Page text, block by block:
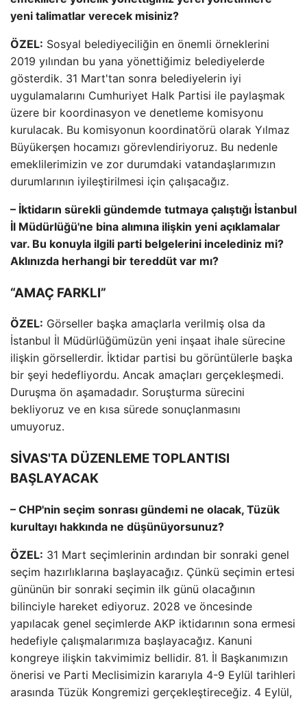
yeni talimatlar verecek misiniz?
ÖZEL: Sosyal belediyeciliğin en önemli örneklerini
2019 yılından bu yana yönettiğimiz belediyelerde
gösterdik. 31 Mart'tan sonra belediyelerin iyi
uygulamalarını Cumhuriyet Halk Partisi ile paylaşmak
üzere bir koordinasyon ve denetleme komisyonu
kurulacak. Bu komisyonun koordinatörü olarak Yılmaz
Büyükerşen hocamızı görevlendiriyoruz. Bu nedenle
emeklilerimizin ve zor durumdaki vatandaşlarımızın
durumlarının iyileştirilmesi için çalışacağız.
– İktidarın sürekli gündemde tutmaya çalıştığı İstanbul
İl Müdürlüğü'ne bina alımına ilişkin yeni açıklamalar
var. Bu konuyla ilgili parti belgelerini incelediniz mi?
Aklınızda herhangi bir tereddüt var mı?
“AMAÇ FARKLI”
ÖZEL: Görseller başka amaçlarla verilmiş olsa da
İstanbul İl Müdürlüğümüzün yeni inşaat ihale sürecine
ilişkin görsellerdir. İktidar partisi bu görüntülerle başka
bir şeyi hedefliyordu. Ancak amaçları gerçekleşmedi.
Duruşma ön aşamadadır. Soruşturma sürecini
bekliyoruz ve en kısa sürede sonuçlanmasını
umuyoruz.
SİVAS'TA DÜZENLEME TOPLANTISI
BAŞLAYACAK
– CHP'nin seçim sonrası gündemi ne olacak, Tüzük
kurultayı hakkında ne düşünüyorsunuz?
ÖZEL: 31 Mart seçimlerinin ardından bir sonraki genel
seçim hazırlıklarına başlayacağız. Çünkü seçimin ertesi
gününün bir sonraki seçimin ilk günü olacağının
bilinciyle hareket ediyoruz. 2028 ve öncesinde
yapılacak genel seçimlerde AKP iktidarının sona ermesi
hedefiyle çalışmalarımıza başlayacağız. Kanuni
kongreye ilişkin takvimimiz bellidir. 81. İl Başkanımızın
önerisi ve Parti Meclisimizin kararıyla 4-9 Eylül tarihleri
​​arasında Tüzük Kongremizi gerçekleştireceğiz. 4 Eylül,